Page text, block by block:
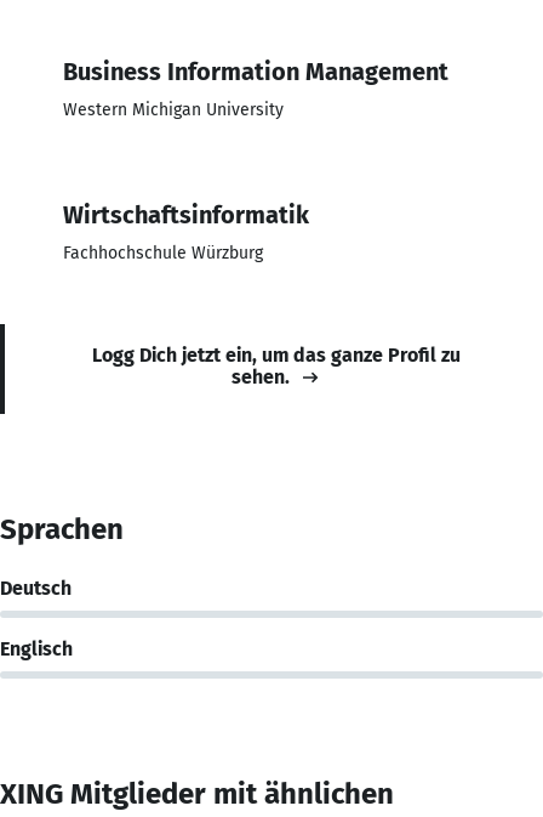
Business Information Management
Western Michigan University
Wirtschaftsinformatik
Fachhochschule Würzburg
Logg Dich jetzt ein, um das ganze Profil zu
sehen.
Sprachen
Deutsch
Englisch
XING Mitglieder mit ähnlichen